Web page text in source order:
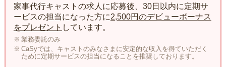
家事代行キャストの求人に応募後、30日以内に定期サ
ービスの担当になった方に2,500円のデビューボーナス
をプレゼント しています。
業務委託のみ
CaSyでは、キャストのみなさまに安定的な収入を得ていただく
ために定期サービスの担当になることを推奨しております。